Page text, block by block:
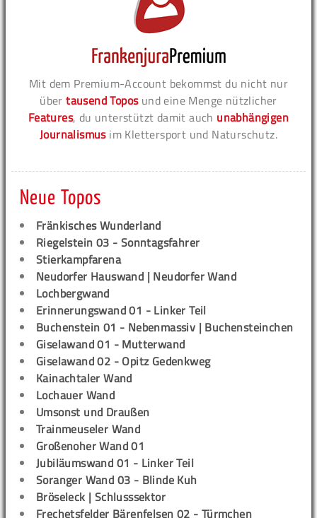
Mit dem Premium-Account bekommst du nicht nur
übertausend Toposund eine Menge nützlicher
Features, du unterstützt damit auch unabhängigen
Journalismusim Klettersport und Naturschutz.
Neue Topos
Fränkisches Wunderland
Riegelstein 03 - Sonntagsfahrer
Stierkampfarena
Neudorfer Hauswand | Neudorfer Wand
Lochbergwand
Erinnerungswand 01 - Linker Teil
Buchenstein 01 - Nebenmassiv | Buchensteinchen
Giselawand 01 - Mutterwand
Giselawand 02 - Opitz Gedenkweg
Kainachtaler Wand
Lochauer Wand
Umsonst und Draußen
Trainmeuseler Wand
Großenoher Wand 01
Jubiläumswand 01 - Linker Teil
Soranger Wand 03 - Blinde Kuh
Bröseleck | Schlusssektor
Frechetsfelder Bärenfelsen 02 - Türmchen